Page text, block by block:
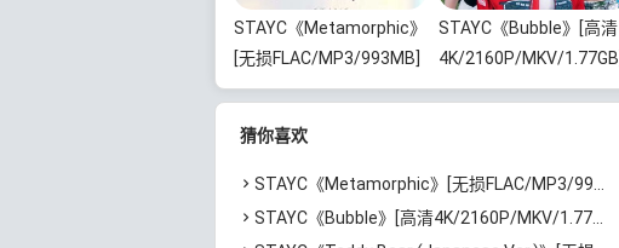
STAYC《Metamorphic》
[无损FLAC/MP3/993MB]
百度云网盘下载
STAYC《Bubble》[高清
4K/2160P/MKV/1.77GB]
迅雷云网盘下载
猜你喜欢
STAYC《Metamorphic》[无损FLAC/MP3/993MB]百度云网盘下载
STAYC《Bubble》[高清4K/2160P/MKV/1.77GB]迅雷云网盘下载